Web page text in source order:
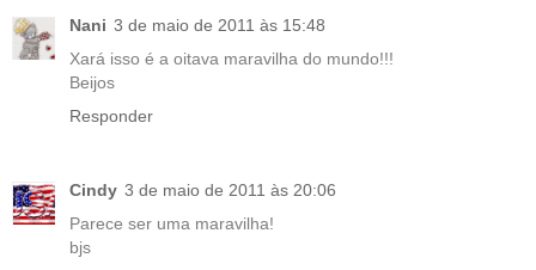
Nani 3 de maio de 2011 às 15:48
Xará isso é a oitava maravilha do mundo!!!
Beijos
Responder
Cindy 3 de maio de 2011 às 20:06
Parece ser uma maravilha!
bjs